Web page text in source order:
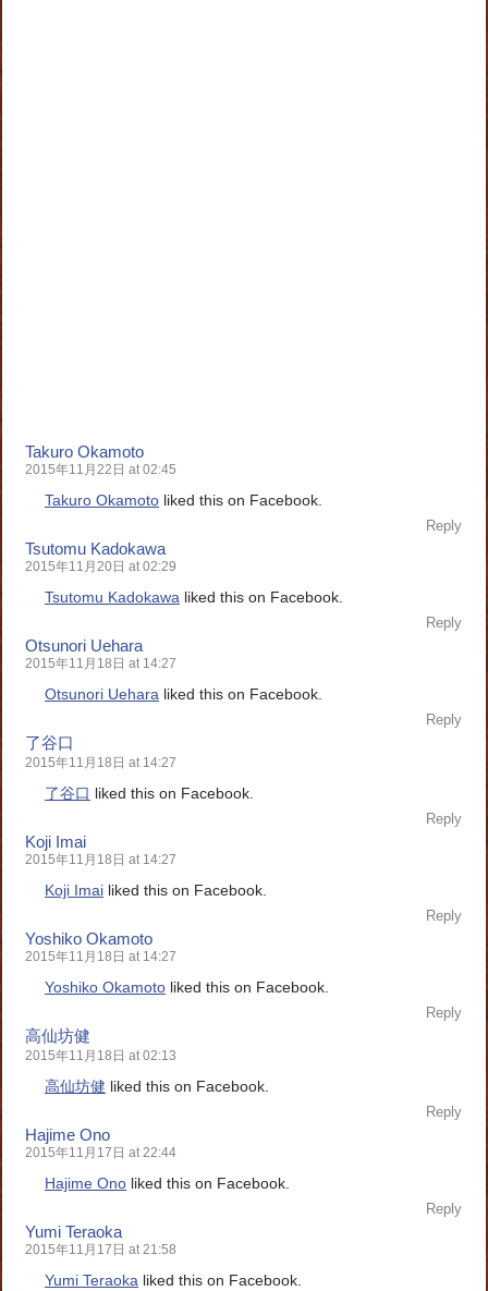
Takuro Okamoto
2015年11月22日 at 02:45
Takuro Okamoto liked this on Facebook.
Reply
Tsutomu Kadokawa
2015年11月20日 at 02:29
Tsutomu Kadokawa liked this on Facebook.
Reply
Otsunori Uehara
2015年11月18日 at 14:27
Otsunori Uehara liked this on Facebook.
Reply
了谷口
2015年11月18日 at 14:27
了谷口 liked this on Facebook.
Reply
Koji Imai
2015年11月18日 at 14:27
Koji Imai liked this on Facebook.
Reply
Yoshiko Okamoto
2015年11月18日 at 14:27
Yoshiko Okamoto liked this on Facebook.
Reply
高仙坊健
2015年11月18日 at 02:13
高仙坊健 liked this on Facebook.
Reply
Hajime Ono
2015年11月17日 at 22:44
Hajime Ono liked this on Facebook.
Reply
Yumi Teraoka
2015年11月17日 at 21:58
Yumi Teraoka liked this on Facebook.